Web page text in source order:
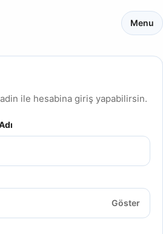
Menu
ile hesabina giriş yapabilirsin.
Göster